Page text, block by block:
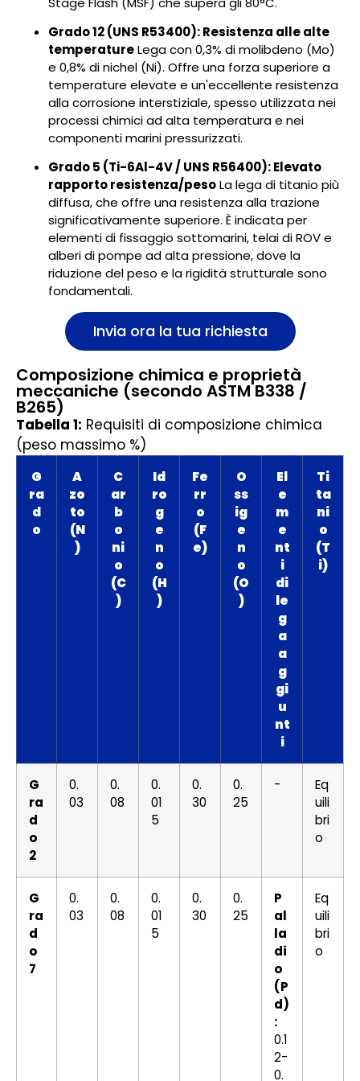
Grado 12 (UNS R53400): Resistenza alle alte
temperatureLega con 0,3% di molibdeno (Mo)
e 0,8% di nichel (Ni). Offre una forza superiore a
temperature elevate e un'eccellente resistenza
alla corrosione interstiziale, spesso utilizzata nei
processi chimici ad alta temperatura e nei
componenti marini pressurizzati.
Grado 5 (Ti-6Al-4V / UNS R56400): Elevato
rapporto resistenza/pesoLa lega di titanio più
diffusa, che offre una resistenza alla trazione
significativamente superiore. È indicata per
elementi di fissaggio sottomarini, telai di ROV e
alberi di pompe ad alta pressione, dove la
riduzione del peso e la rigidità strutturale sono
fondamentali.
Invia ora la tua richiesta
Composizione chimica e proprietà
meccaniche (secondo ASTM B338 /
B265)
Tabella 1: Requisiti di composizione chimica
(peso massimo %)
G
ra
d
o
A
zo
to
(N
)
C
ar
b
o
ni
o
(C
)
Id
ro
g
e
n
o
(H
)
Fe
rr
o
(F
e)
O
ss
ig
e
n
o
(O
)
El
e
m
e
nt
i
di
le
g
a
a
g
gi
u
nt
i
Ti
ta
ni
o
(T
i)
G
ra
d
o
2
0.
03
0.
08
0.
01
5
0.
30
0.
25
-
Eq
uili
bri
o
G
ra
d
o
7
0.
03
0.
08
0.
01
5
0.
30
0.
25
P
al
la
di
o
(P
d)
:
0.1
2-
0.
Eq
uili
bri
o